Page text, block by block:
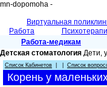
mn-dopomoha -
Виртуальная
Работа
Работа-медикам
Детская стоматология Дети,
Список Кабинетов Список
Корень у